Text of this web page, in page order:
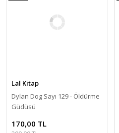
Lal Kitap
Dylan Dog Sayı 129 - Öldürme
Güdüsü
170,00 TL